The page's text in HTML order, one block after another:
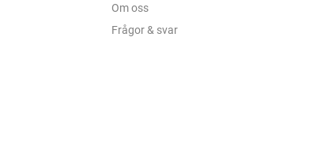
Om oss
Frågor & svar